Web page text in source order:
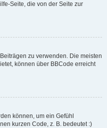
Seite, die von der Seite zur
zu verwenden. Die meisten
können über BBCode erreicht
können, um ein Gefühl
kurzen Code, z. B. bedeutet :)